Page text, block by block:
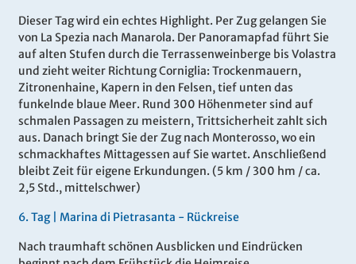
Dieser Tag wird ein echtes Highlight. Per Zug gelangen Sie
von La Spezia nach Manarola. Der Panoramapfad führt Sie
auf alten Stufen durch die Terrassenweinberge bis Volastra
und zieht weiter Richtung Corniglia: Trockenmauern,
Zitronenhaine, Kapern in den Felsen, tief unten das
funkelnde blaue Meer. Rund 300 Höhenmeter sind auf
schmalen Passagen zu meistern, Trittsicherheit zahlt sich
aus. Danach bringt Sie der Zug nach Monterosso, wo ein
schmackhaftes Mittagessen auf Sie wartet. Anschließend
bleibt Zeit für eigene Erkundungen. (5 km / 300 hm / ca.
2,5 Std., mittelschwer)
6. Tag | Marina di Pietrasanta - Rückreise
Nach traumhaft schönen Ausblicken und Eindrücken